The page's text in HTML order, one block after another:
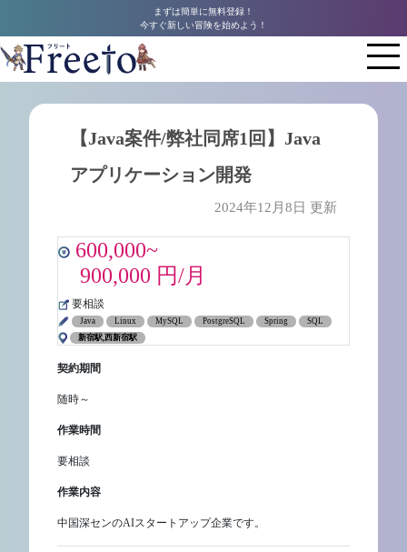
まずは簡単に無料登録！
今すぐ新しい冒険を始めよう！
【Java案件/弊社同席1回】Java
アプリケーション開発
2024年12月8日 更新
600,000~
900,000 円/月
要相談
Java Linux MySQL PostgreSQL Spring
SQL
新宿駅,西新宿駅
契約期間
随時～
作業時間
要相談
作業内容
中国深センのAIスタートアップ企業です。